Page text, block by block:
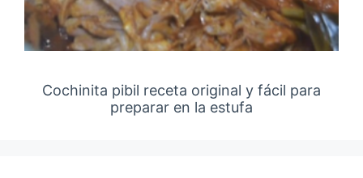
Cochinita pibil receta original y fácil para
preparar en la estufa